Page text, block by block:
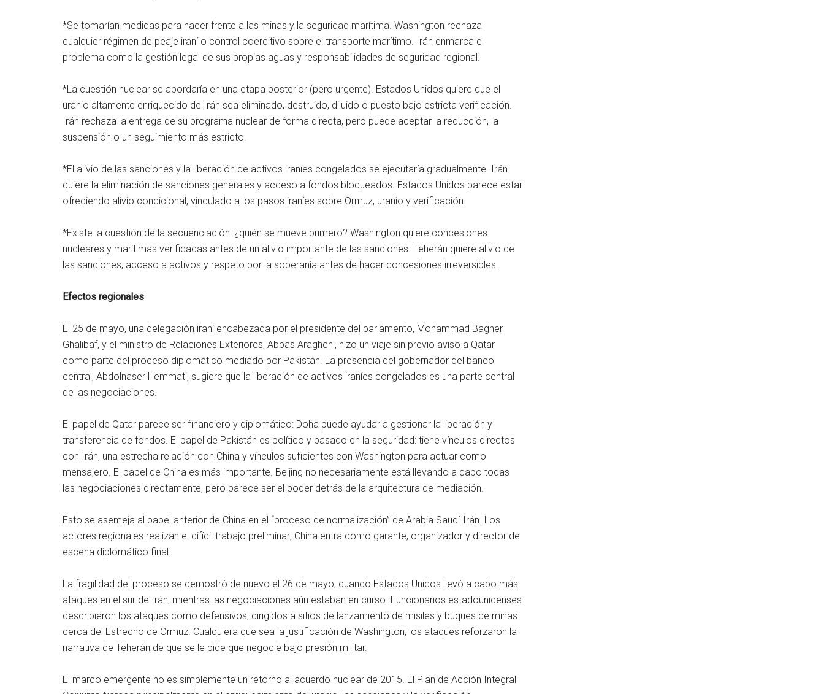
*Se tomarían medidas para hacer frente a las minas y la seguridad marítima. Washington rechaza
cualquier régimen de peaje iraní o control coercitivo sobre el transporte marítimo. Irán enmarca el
problema como la gestión legal de sus propias aguas y responsabilidades de seguridad regional.
*La cuestión nuclear se abordaría en una etapa posterior (pero urgente). Estados Unidos quiere que el
uranio altamente enriquecido de Irán sea eliminado, destruido, diluido o puesto bajo estricta verificación.
Irán rechaza la entrega de su programa nuclear de forma directa, pero puede aceptar la reducción, la
suspensión o un seguimiento más estricto.
*El alivio de las sanciones y la liberación de activos iraníes congelados se ejecutaría gradualmente. Irán
quiere la eliminación de sanciones generales y acceso a fondos bloqueados. Estados Unidos parece estar
ofreciendo alivio condicional, vinculado a los pasos iraníes sobre Ormuz, uranio y verificación.
*Existe la cuestión de la secuenciación: ¿quién se mueve primero? Washington quiere concesiones
nucleares y marítimas verificadas antes de un alivio importante de las sanciones. Teherán quiere alivio de
las sanciones, acceso a activos y respeto por la soberanía antes de hacer concesiones irreversibles.
Efectos regionales
El 25 de mayo, una delegación iraní encabezada por el presidente del parlamento, Mohammad Bagher
Ghalibaf, y el ministro de Relaciones Exteriores, Abbas Araghchi, hizo un viaje sin previo aviso a Qatar
como parte del proceso diplomático mediado por Pakistán. La presencia del gobernador del banco
central, Abdolnaser Hemmati, sugiere que la liberación de activos iraníes congelados es una parte central
de las negociaciones.
El papel de Qatar parece ser financiero y diplomático: Doha puede ayudar a gestionar la liberación y
transferencia de fondos. El papel de Pakistán es político y basado en la seguridad: tiene vínculos directos
con Irán, una estrecha relación con China y vínculos suficientes con Washington para actuar como
mensajero. El papel de China es más importante. Beijing no necesariamente está llevando a cabo todas
las negociaciones directamente, pero parece ser el poder detrás de la arquitectura de mediación.
Esto se asemeja al papel anterior de China en el “proceso de normalización” de Arabia Saudí-Irán. Los
actores regionales realizan el difícil trabajo preliminar; China entra como garante, organizador y director de
escena diplomático final.
La fragilidad del proceso se demostró de nuevo el 26 de mayo, cuando Estados Unidos llevó a cabo más
ataques en el sur de Irán, mientras las negociaciones aún estaban en curso. Funcionarios estadounidenses
describieron los ataques como defensivos, dirigidos a sitios de lanzamiento de misiles y buques de minas
cerca del Estrecho de Ormuz. Cualquiera que sea la justificación de Washington, los ataques reforzaron la
narrativa de Teherán de que se le pide que negocie bajo presión militar.
El marco emergente no es simplemente un retorno al acuerdo nuclear de 2015. El Plan de Acción Integral